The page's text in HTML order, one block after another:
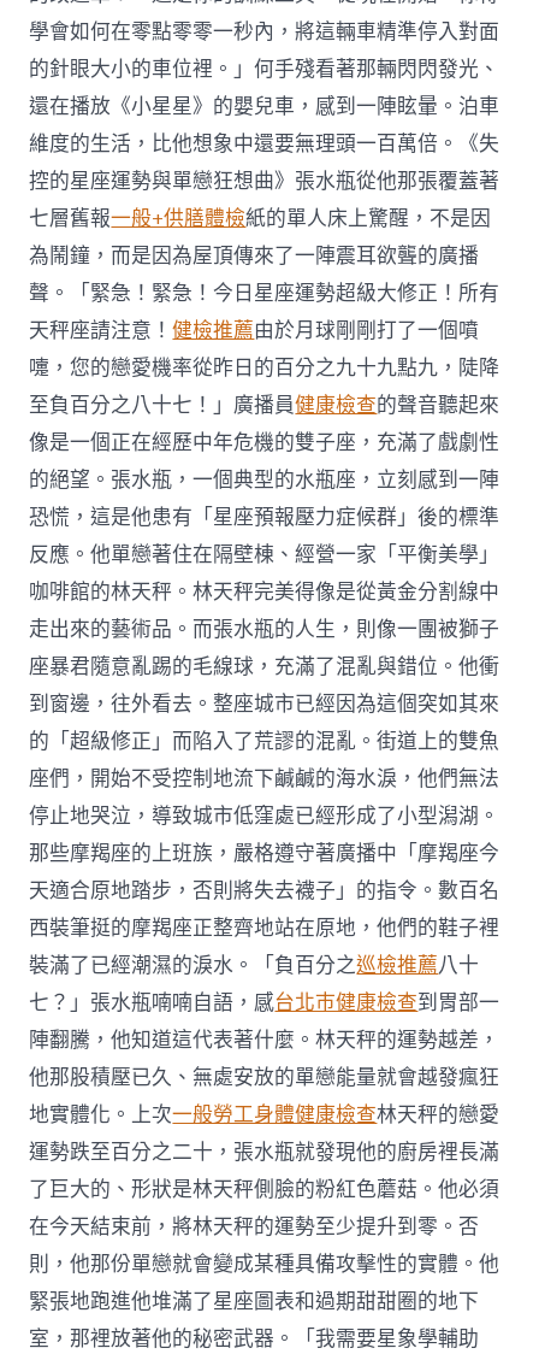
學會如何在零點零零一秒內，將這輛車精準停入對面
的針眼大小的車位裡。」何手殘看著那輛閃閃發光、
還在播放《小星星》的嬰兒車，感到一陣眩暈。泊車
維度的生活，比他想象中還要無理頭一百萬倍。《失
控的星座運勢與單戀狂想曲》張水瓶從他那張覆蓋著
七層舊報一般+供膳體檢紙的單人床上驚醒，不是因
為鬧鐘，而是因為屋頂傳來了一陣震耳欲聾的廣播
聲。「緊急！緊急！今日星座運勢超級大修正！所有
天秤座請注意！健檢推薦由於月球剛剛打了一個噴
嚏，您的戀愛機率從昨日的百分之九十九點九，陡降
至負百分之八十七！」廣播員健康檢查的聲音聽起來
像是一個正在經歷中年危機的雙子座，充滿了戲劇性
的絕望。張水瓶，一個典型的水瓶座，立刻感到一陣
恐慌，這是他患有「星座預報壓力症候群」後的標準
反應。他單戀著住在隔壁棟、經營一家「平衡美學」
咖啡館的林天秤。林天秤完美得像是從黃金分割線中
走出來的藝術品。而張水瓶的人生，則像一團被獅子
座暴君隨意亂踢的毛線球，充滿了混亂與錯位。他衝
到窗邊，往外看去。整座城市已經因為這個突如其來
的「超級修正」而陷入了荒謬的混亂。街道上的雙魚
座們，開始不受控制地流下鹹鹹的海水淚，他們無法
停止地哭泣，導致城市低窪處已經形成了小型潟湖。
那些摩羯座的上班族，嚴格遵守著廣播中「摩羯座今
天適合原地踏步，否則將失去襪子」的指令。數百名
西裝筆挺的摩羯座正整齊地站在原地，他們的鞋子裡
裝滿了已經潮濕的淚水。「負百分之巡檢推薦八十
七？」張水瓶喃喃自語，感台北巿健康檢查到胃部一
陣翻騰，他知道這代表著什麼。林天秤的運勢越差，
他那股積壓已久、無處安放的單戀能量就會越發瘋狂
地實體化。上次一般勞工身體健康檢查林天秤的戀愛
運勢跌至百分之二十，張水瓶就發現他的廚房裡長滿
了巨大的、形狀是林天秤側臉的粉紅色蘑菇。他必須
在今天結束前，將林天秤的運勢至少提升到零。否
則，他那份單戀就會變成某種具備攻擊性的實體。他
緊張地跑進他堆滿了星座圖表和過期甜甜圈的地下
室，那裡放著他的秘密武器。「我需要星象學輔助